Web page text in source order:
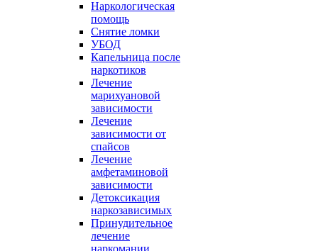
Наркологическая
помощь
Снятие ломки
УБОД
Капельница после
наркотиков
Лечение
марихуановой
зависимости
Лечение
зависимости от
спайсов
Лечение
амфетаминовой
зависимости
Детоксикация
наркозависимых
Принудительное
лечение
наркомании